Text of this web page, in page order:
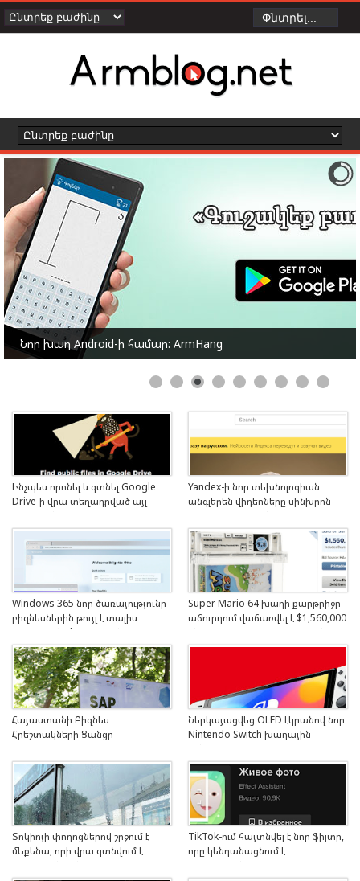
Նոր խաղ Android-ի համար: ArmHang
Ինչպես որոնել և գտնել Google
Drive-ի վրա տեղադրված այլ
Yandex-ի նոր տեխնոլոգիան
անգլերեն վիդեոները սինխրոն
Windows 365 նոր ծառայությունը
բիզնեսներին թույլ է տալիս
օգտվել Windows-ից անմիջապես
ինտերնետ դիտարկչում
Super Mario 64 խաղի քարթրիջը
աճուրդում վաճառվել է $1,560,000
էր 3 օր առաջ
Հայաստանի Բիզնես
Հրեշտակների Ցանցը
Factory աքսելերացիոն ծրագրի
դիմումների մեկնարկի մասին
Ներկայացվեց OLED էկրանով նոր
Nintendo Switch խաղային
Տոկիոյի փողոցներով շրջում է
մեքենա, որի վրա գտնվում է
TikTok-ում հայտնվել է նոր ֆիլտր,
որը կենդանացնում է